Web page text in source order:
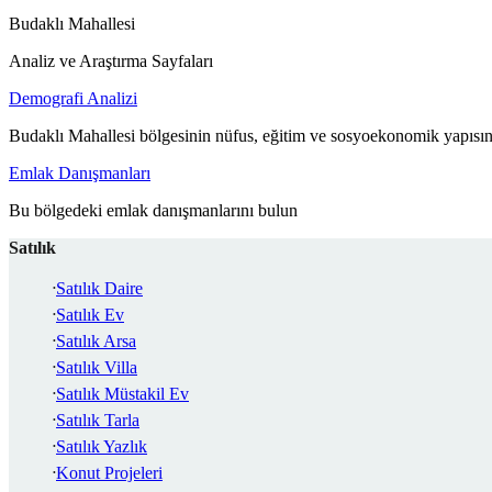
Budaklı Mahallesi
Analiz ve Araştırma Sayfaları
Demografi Analizi
Budaklı Mahallesi bölgesinin nüfus, eğitim ve sosyoekonomik
Emlak Danışmanları
Bu bölgedeki emlak danışmanlarını bulun
Satılık
Satılık Daire
Satılık Ev
Satılık Arsa
Satılık Villa
Satılık Müstakil Ev
Satılık Tarla
Satılık Yazlık
Konut Projeleri